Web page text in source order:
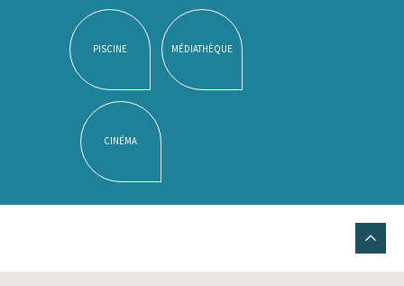
PISCINE MÉDIATHÈQUE
CINÉMA